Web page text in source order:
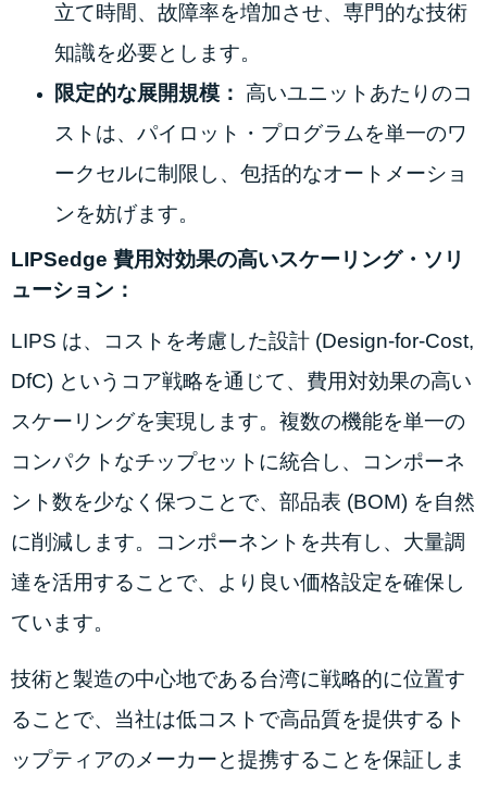
立て時間、故障率を増加させ、専門的な技術
知識を必要とします。
限定的な展開規模： 高いユニットあたりのコ
ストは、パイロット・プログラムを単一のワ
ークセルに制限し、包括的なオートメーショ
ンを妨げます。
LIPSedge 費用対効果の高いスケーリング・ソリ
ューション：
LIPS は、コストを考慮した設計 (Design-for-Cost,
DfC) というコア戦略を通じて、費用対効果の高い
スケーリングを実現します。複数の機能を単一の
コンパクトなチップセットに統合し、コンポーネ
ント数を少なく保つことで、部品表 (BOM) を自然
に削減します。コンポーネントを共有し、大量調
達を活用することで、より良い価格設定を確保し
ています。
技術と製造の中心地である台湾に戦略的に位置す
ることで、当社は低コストで高品質を提供するト
ップティアのメーカーと提携することを保証しま